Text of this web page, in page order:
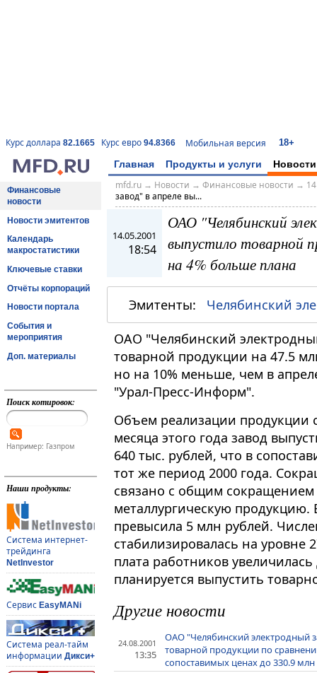
Курс доллара 82.1665 Курс евро 94.8366 Мобильная версия 18+
Главная Продукты и услуги Новости
Финансовые
новости
Новости эмитентов
Календарь
макростатистики
Ключевые ставки
Отчёты корпораций
Новости портала
События и
мероприятия
Доп. материалы
Поиск котировок:
Например: Газпром
Наши продукты:
Система интернет-
трейдинга
NetInvestor
Сервис EasyMANi
Система реал-тайм
информации Дикси+
mfd.ru→ Новости → Финансовые новости →
завод" в апреле вы...
14.05.2001
18:54
ОАО "Челябинский
выпустило товарной
на 4% больше плана
Эмитенты: Челябинский
ОАО "Челябинский
товарной продукции на 47.5
но на 10% меньше, чем в
"Урал-Пресс-Информ".
Объем реализации продукции
месяца этого года завод
640 тыс. рублей, что в
тот же период 2000 года.
связано с общим сокращением
металлургическую
превысила 5 млн рублей.
стабилизировалась на уровне
плата работников
планируется выпустить
Другие новости
24.08.2001
13:35
ОАО "Челябинский электродный
товарной продукции по
сопоставимых ценах до 330.9